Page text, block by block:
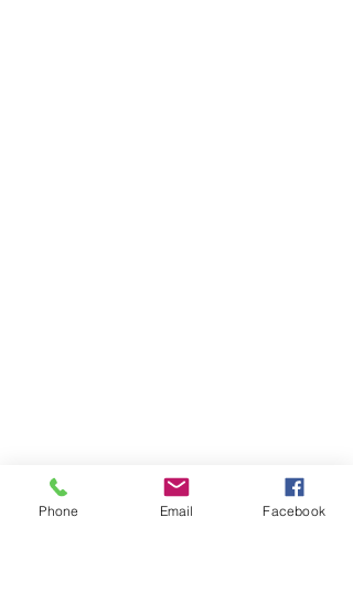
06.13.82.91.13
rebelleeditions@gmail.com
Phone Email Facebook